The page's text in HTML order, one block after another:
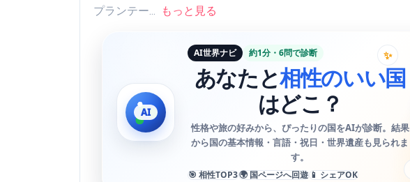
プランテー...
もっと見る
✨
AI世界ナビ 約1分・6問で診断
あなたと相性のいい国
はどこ？
性格や旅の好みから、ぴったりの国をAIが診断。結果
から国の基本情報・言語・祝日・世界遺産も見られま
す。
🎯 相性TOP3🌍 国ページへ回遊 📱 シェアOK